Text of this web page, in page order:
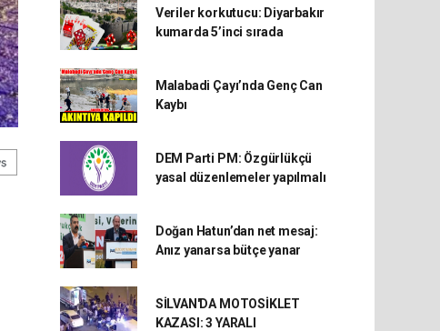
Veriler korkutucu: Diyarbakır
kumarda 5’inci sırada
Malabadi Çayı’nda Genç Can
Kaybı
DEM Parti PM: Özgürlükçü
yasal düzenlemeler yapılmalı
Doğan Hatun’dan net mesaj:
Anız yanarsa bütçe yanar
SİLVAN'DA MOTOSİKLET
KAZASI: 3 YARALI